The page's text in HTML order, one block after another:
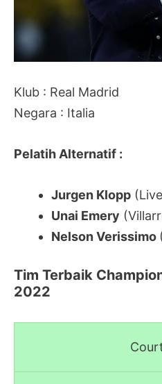
Klub : Real Madrid
Negara : Italia
Pelatih Alternatif :
Jurgen Klopp
Unai Emery
Nelson Verissimo
Tim Terbaik
2022